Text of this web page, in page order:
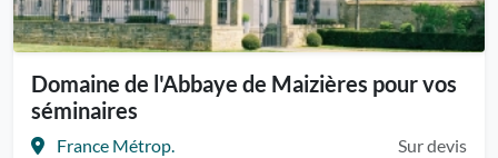
Domaine de l'Abbaye de Maizières pour vos
séminaires
France Métrop. Sur devis